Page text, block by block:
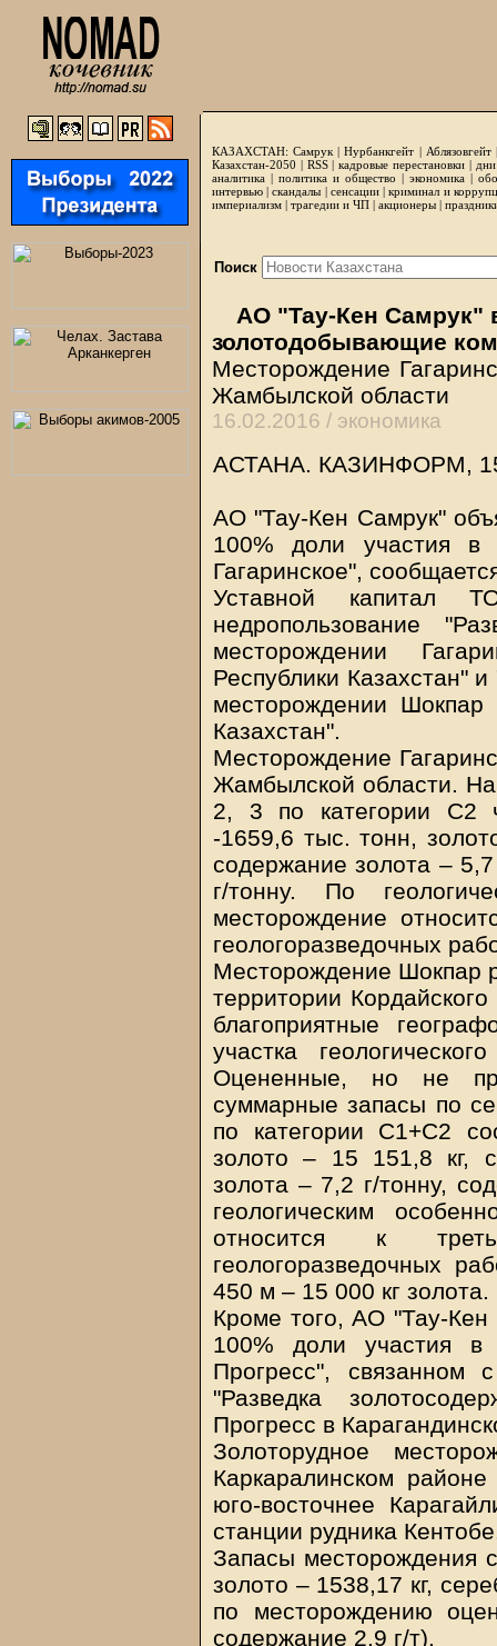
КАЗАХСТАН: Самрук |Нурбанкгейт | Аблязовгейт
Казахстан-2050 | RSS|кадровые перестановки|
аналитика | политика и общество | экономика |
интервью |скандалы | сенсации|криминал и
империализм | трагедии и ЧП | акционеры |
Поиск
АО "Тау-Кен Самрук"
золотодобывающие
Месторождение
Жамбылской области
16.02.2016 / экономика
АСТАНА. КАЗИНФОРМ,
АО "Тау-Кен Самрук"
100% доли участия в
Гагаринское",
Уставной капитал
недропользование
месторождении
Республики Казахстан"
месторождении Шокпар
Казахстан".
Месторождение
Жамбылской области.
2, 3 по категории С2
-1659,6 тыс. тонн,
содержание золота –
г/тонну. По
месторождение
геологоразведочных
Месторождение Шокпар
территории
благоприятные
участка
Оцененные, но не
суммарные запасы по
по категории С1+С2
золото – 15 151,8 кг,
золота – 7,2 г/тонну,
геологическим
относится к
геологоразведочных
450 м – 15 000 кг золота.
Кроме того, АО "Тау-Кен
100% доли участия в
Прогресс", связанном
"Разведка
Прогресс в
Золоторудное
Каркаралинском
юго-восточнее
станции рудника
Запасы месторождения
золото – 1538,17 кг,
по месторождению
содержание 2.9 г/т).